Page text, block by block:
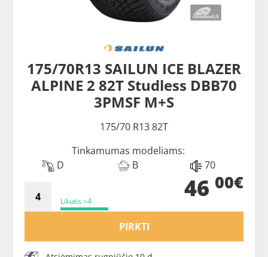
175/70R13 SAILUN ICE BLAZER
ALPINE 2 82T Studless DBB70
3PMSF M+S
175/70 R13 82T
Tinkamumas modeliams:
D
B 70
Likutis >4 46 00€
PIRKTI